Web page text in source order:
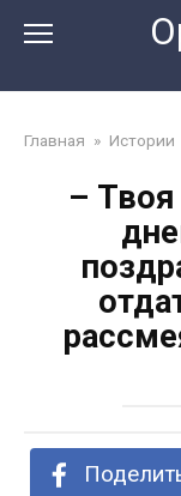
Главная » Истории
–